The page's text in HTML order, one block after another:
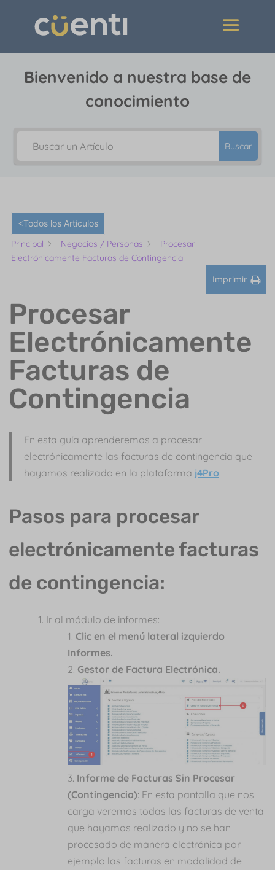
Bienvenido a nuestra base de
conocimiento
Buscar
<Todos los Artículos
Principal Negocios / Personas
Procesar
Electrónicamente Facturas de Contingencia
Imprimir
Procesar
Electrónicamente
Facturas de
Contingencia
En esta guía aprenderemos a procesar
electrónicamente las facturas de contingencia que
hayamos realizado en la plataforma j4Pro.
Pasos para procesar
electrónicamente facturas
de contingencia:
Ir al módulo de informes:
Clic en el menú lateral izquierdo
Informes.
Gestor de Factura Electrónica.
Informe de Facturas Sin Procesar
(Contingencia): En esta pantalla que nos
carga veremos todas las facturas de venta
que hayamos realizado y no se han
procesado de manera electrónica por
ejemplo las facturas en modalidad de